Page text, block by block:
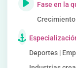
Fase en la
Deportes |